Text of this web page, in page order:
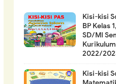
Kisi-kisi
BP Kelas
SD/MI
2022/
Kisi-kisi